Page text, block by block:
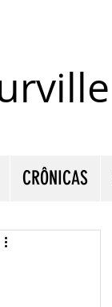
CRÔNICAS